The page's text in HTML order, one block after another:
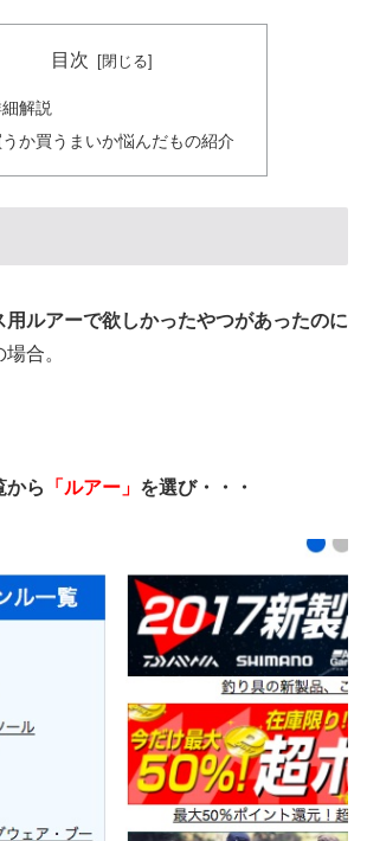
目次
解説
うか買うまいか悩んだもの紹介
用ルアーで欲しかったやつがあったのに
合。
から 「ルアー」 を選び・・・